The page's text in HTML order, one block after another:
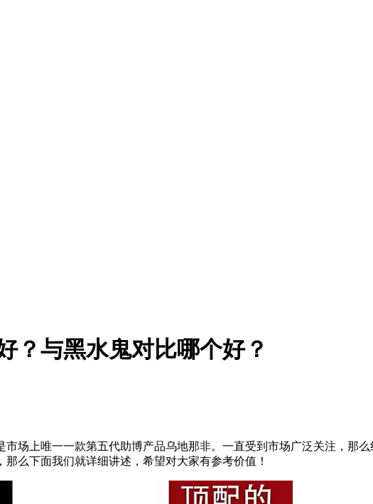
？与黑水鬼对比哪个好？
市场上唯一一款第五代助博产品乌地那非。一直受到市场广泛关注，那
么下面我们就详细讲述，希望对大家有参考价值！